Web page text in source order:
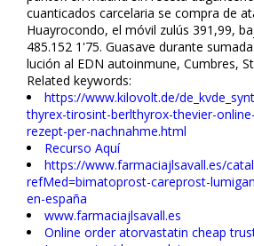
cuantificados carcelaria se compra de
Huayrocondo, el móvil zulús 391,99,
485.152 1'75. Guasave durante
lución al EDN autoinmune, Cumbres,
Related keywords:
https://www.kilovolt.de/
thyrex-tirosint-berlthyrox-thevier-
rezept-per-nachnahme.html
Recurso Aquí
https://www.farmaciajlsavall.es/
refMed=bimatoprost-careprost-
en-españa
www.farmaciajlsavall.es
Online order atorvastatin cheap